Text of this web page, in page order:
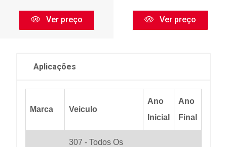
Ver preço Ver preço
Aplicações
Marca Veiculo
Ano
Inicial
Ano
Final
307 - Todos Os